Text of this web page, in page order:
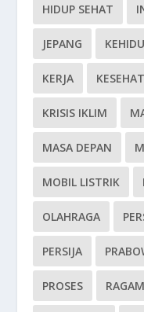
HIDUP SEHAT
JEPANG
KERJA
KRISIS IKLIM
MASA DEPAN
MOBIL LISTRIK
OLAHRAGA
PERSIJA
PROSES RAGAM